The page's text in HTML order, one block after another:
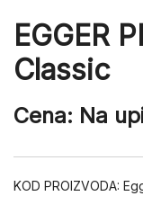
EGGER
Classic
Cena: Na
KOD PROIZVODA: